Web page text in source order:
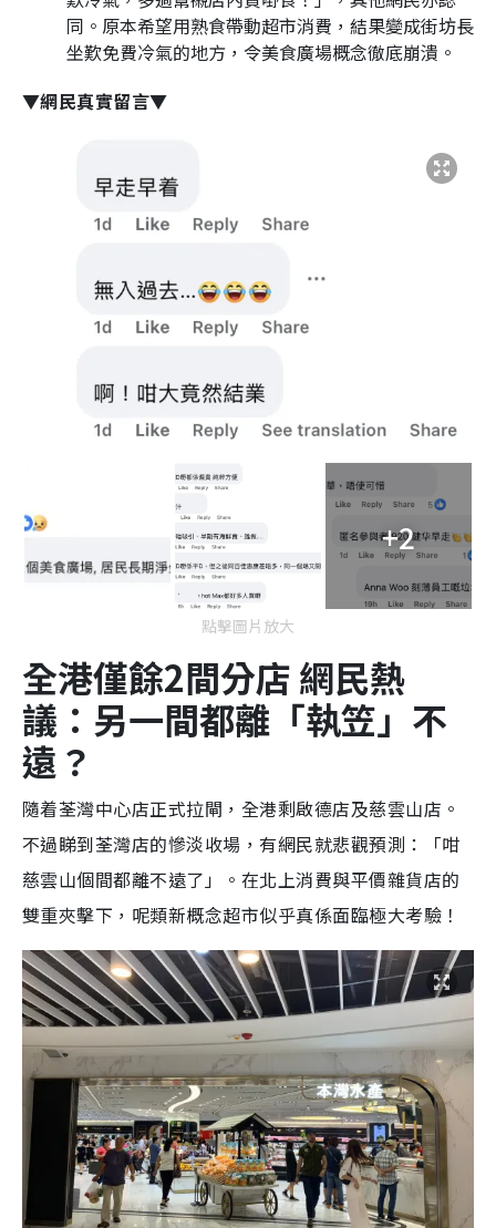
同。原本希望用熟食帶動超市消費，結果變成街坊長
坐歎免費冷氣的地方，令美食廣場概念徹底崩潰。
▼網民真實留言▼
+2
點擊圖片放大
全港僅餘2間分店 網民熱
議：另一間都離「執笠」不
遠？
隨着荃灣中心店正式拉閘，全港剩啟德店及慈雲山店。
不過睇到荃灣店的慘淡收場，有網民就悲觀預測：「咁
慈雲山個間都離不遠了」。在北上消費與平價雜貨店的
雙重夾擊下，呢類新概念超市似乎真係面臨極大考驗！